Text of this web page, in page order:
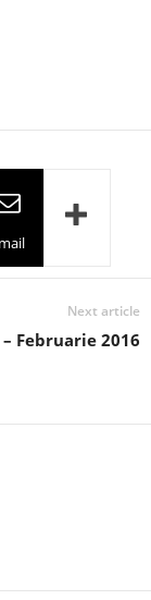
Next article
Februarie 2016